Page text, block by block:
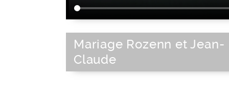
Mariage Rozenn et Jean-
Claude